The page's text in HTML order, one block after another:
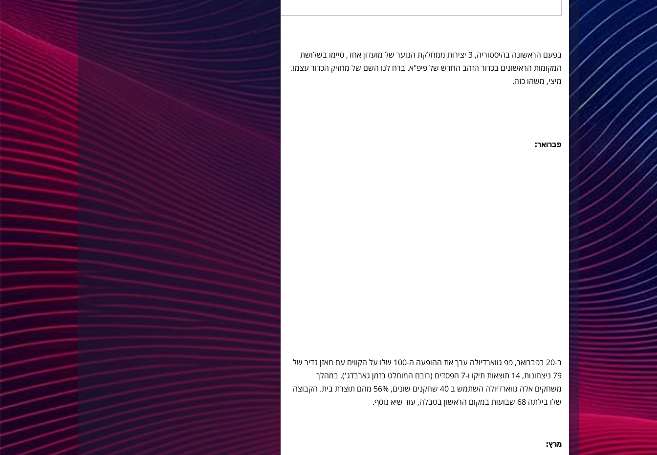
בפעם הראשונה בהיסטוריה, 3 יצירות ממחלקת הנוער של מועדון אחד, סיימו בשלושת
המקומות הראשונים בכדור הזהב החדש של פיפ"א. ברח לנו השם של מחזיק הכדור עצמו.
מיצי, משהו כזה.
פברואר:
ב-20 בפברואר, פפ גווארדיולה ערך את ההופעה ה-100 שלו על הקווים עם מאזן נדיר של
79 ניצחונות, 14 תוצאות תיקו ו-7 הפסדים (רובם המוחלט בזמן גארבדג'). במהלך
משחקים אלה גווארדיולה השתמש ב 40 שחקנים שונים, 56% מהם תוצרת בית. הקבוצה
שלו בילתה 68 שבועות במקום הראשון בטבלה, עוד שיא נוסף.
מרץ: